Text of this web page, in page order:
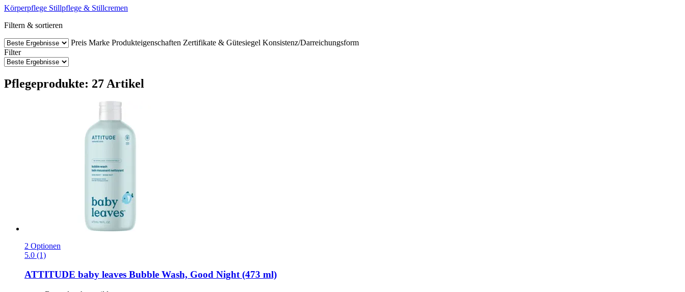
Körperpflege Stillpflege & Stillcremen
Filtern & sortieren
Preis Marke Produkteigenschaften Zertifikate & Gütesiegel Konsistenz/Darreichungsform
Filter
Pflegeprodukte: 27 Artikel
2 Optionen
5.0 (1)
ATTITUDE baby leaves Bubble Wash, Good Night (473 ml)